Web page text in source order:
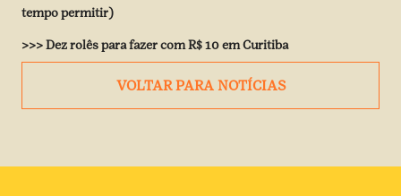
tempo permitir)
>>>Dez rolês para fazer com R$ 10 em Curitiba
VOLTAR PARA NOTÍCIAS